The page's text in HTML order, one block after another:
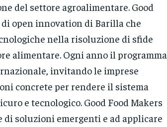
del settore agroalimentare. Good
open innovation di Barilla che
nella risoluzione di sfide
alimentare. Ogni anno il programma
invitando le imprese
concrete per rendere il sistema
e tecnologico. Good Food Makers
di soluzioni emergenti e ad applicare